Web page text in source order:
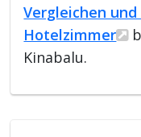
Vergleichen
Hotelzimmer
Kinabalu.